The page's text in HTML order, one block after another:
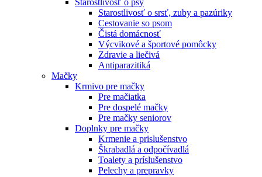
Starostlivosť o srsť, zuby a pazúriky
Cestovanie so psom
Čistá domácnosť
Výcvikové a športové pomôcky
Zdravie a liečivá
Antiparazitiká
Mačky
Krmivo pre mačky
Pre mačiatka
Pre dospelé mačky
Pre mačky seniorov
Doplnky pre mačky
Krmenie a prislušenstvo
Škrabadlá a odpočívadlá
Toalety а príslušenstvo
Pelechy a prepravky